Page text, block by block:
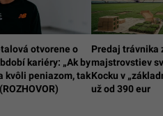
otvorene o
kariéry: „Ak by
kvôli peniazom, tak
Predaj trávnika
majstrovstiev
Kocku v
už od 390 eur